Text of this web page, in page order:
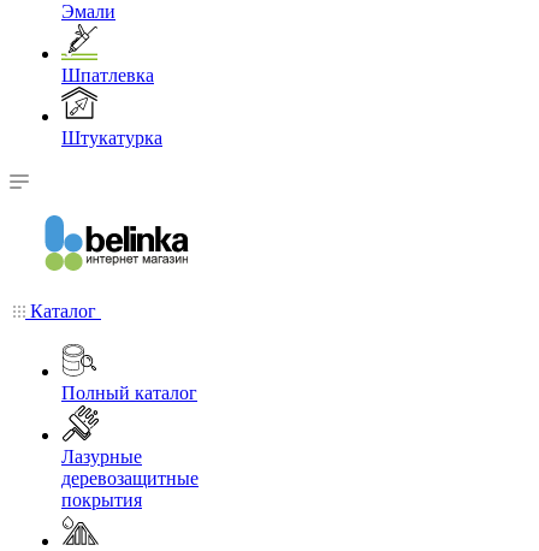
Эмали
Шпатлевка
Штукатурка
Каталог
Полный каталог
Лазурные
деревозащитные
покрытия